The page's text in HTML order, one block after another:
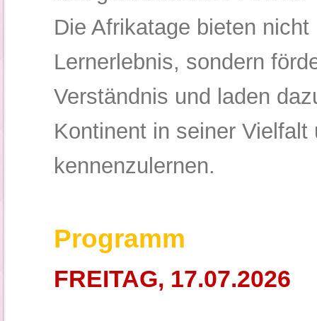
Die Afrikatage bieten
Lernerlebnis, sondern
Verständnis und laden
Kontinent in seiner Vielfalt
kennenzulernen.
Programm
FREITAG, 17.07.2026